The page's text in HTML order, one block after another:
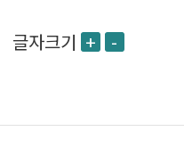
글자크기 + -